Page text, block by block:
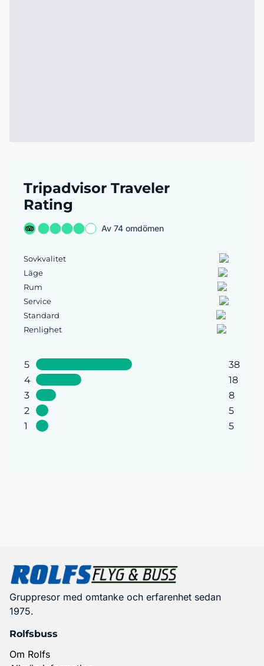
Tripadvisor Traveler
Rating
Av 74 omdömen
Sovkvalitet
Läge
Rum
Service
Standard
Renlighet
5
38
4
18
3
8
2
5
1
5
Gruppresor med omtanke och erfarenhet sedan
1975.
Rolfsbuss
Om Rolfs